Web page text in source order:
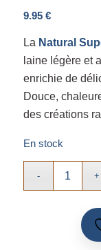
9.95 €
La Natural
laine légère et
enrichie de
Douce,
des créations
En stock